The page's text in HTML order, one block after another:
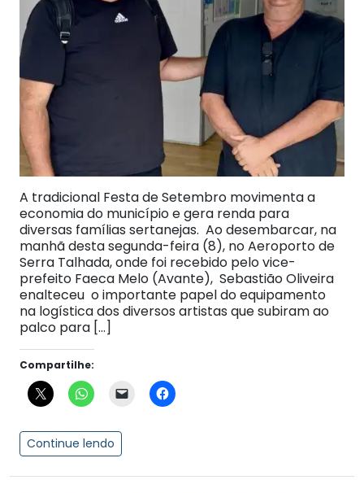
A tradicional Festa de Setembro movimenta a
economia do município e gera renda para
diversas famílias sertanejas. Ao desembarcar, na
manhã desta segunda-feira (8), no Aeroporto de
Serra Talhada, onde foi recebido pelo vice-
prefeito Faeca Melo (Avante), Sebastião Oliveira
enalteceu o importante papel do equipamento
na logística dos diversos artistas que subiram ao
palco para […]
Compartilhe:
Continue lendo